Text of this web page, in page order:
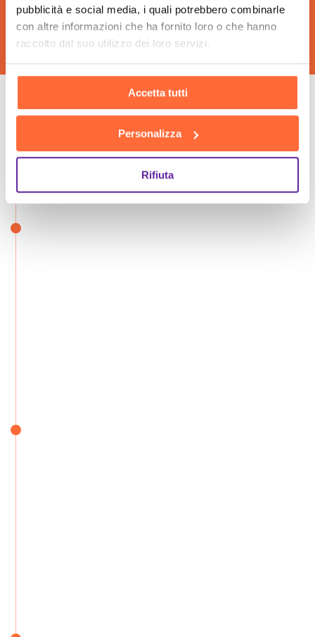
pubblicità e social media, i quali potrebbero combinarle
con altre informazioni che ha fornito loro o che hanno
raccolto dal suo utilizzo dei loro servizi.
Accetta tutti
Personalizza
Rifiuta
Le fasi della nostra
consulenza insieme